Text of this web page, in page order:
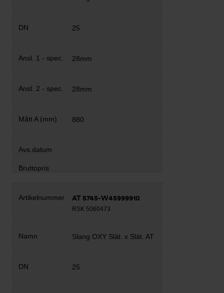
25
28mm
28mm
880
AT 5745-W45999910
RSK 5060473
Slang OXY Slät. x Slät. AT
25